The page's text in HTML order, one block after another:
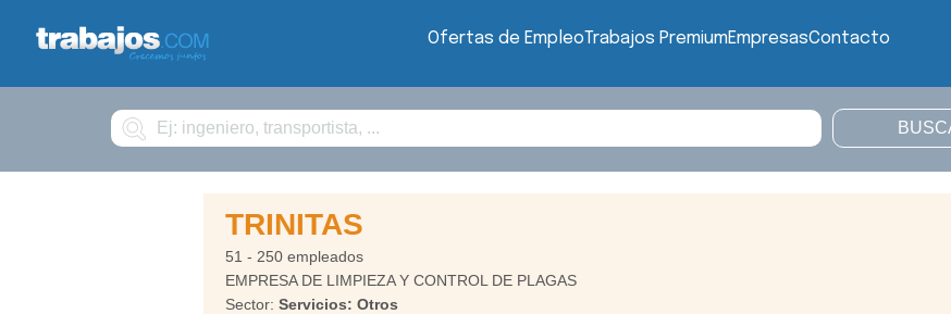
Ofertas de EmpleoTrabajos PremiumEmpresasContacto
Buscar
TRINITAS
51 - 250 empleados
EMPRESA DE LIMPIEZA Y CONTROL DE PLAGAS
Sector: Servicios: Otros